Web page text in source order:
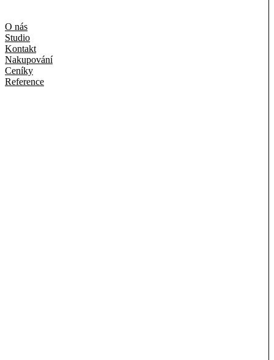
O nás
Studio
Kontakt
Nakupování
Ceníky
Reference